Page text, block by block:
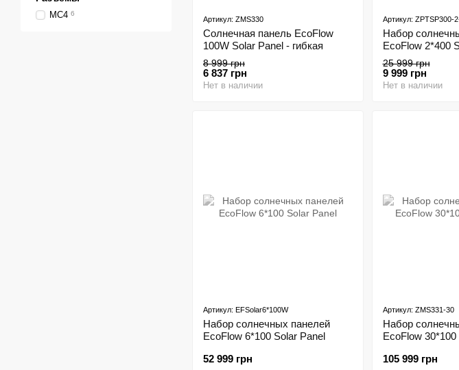
Артикул: ZMS330
Солнечная панель EcoFlow
100W Solar Panel - гибкая
8 999 грн
6 837 грн
Нет в наличии
Артикул: ZPTSP300-
Набор
EcoFlow 2*400
25 999 грн
9 999 грн
Нет в наличии
Артикул: EFSolar6*100W
Набор солнечных панелей
EcoFlow 6*100 Solar Panel
52 999 грн
Артикул: ZMS331-30
Набор
EcoFlow 30*100
105 999 грн
MC4 6